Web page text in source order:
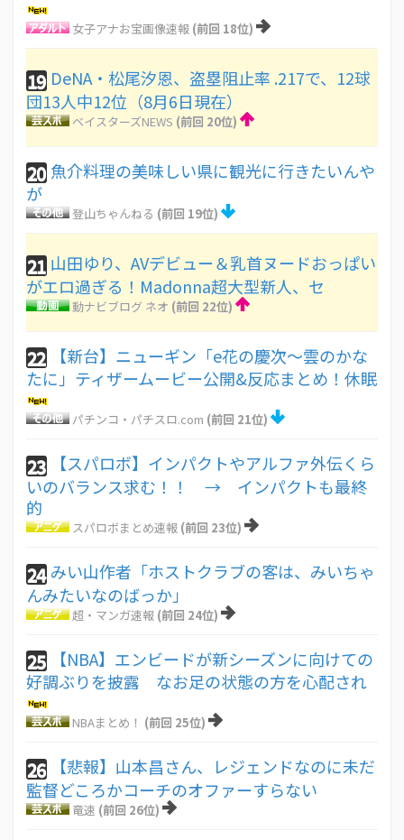
女子アナお宝画像速報 (前回 18位)
19 DeNA・松尾汐恩、盗塁阻止率 .217で、12球
団13人中12位（8月6日現在）
ベイスターズNEWS (前回 20位)
20 魚介料理の美味しい県に観光に行きたいんや
が
登山ちゃんねる (前回 19位)
21 山田ゆり、AVデビュー＆乳首ヌードおっぱい
がエロ過ぎる！Madonna超大型新人、セ
動ナビブログ ネオ (前回 22位)
22
【新台】ニューギン「e花の慶次～雲のかな
たに」ティザームービー公開&反応まとめ！休眠
パチンコ・パチスロ.com (前回 21位)
23
【スパロボ】インパクトやアルファ外伝くら
いのバランス求む！！ → インパクトも最終
的
スパロボまとめ速報 (前回 23位)
24 みい山作者「ホストクラブの客は、みいちゃ
んみたいなのばっか」
超・マンガ速報 (前回 24位)
25
【NBA】エンビードが新シーズンに向けての
好調ぶりを披露 なお足の状態の方を心配され
NBAまとめ！ (前回 25位)
26
【悲報】山本昌さん、レジェンドなのに未だ
監督どころかコーチのオファーすらない
竜速 (前回 26位)